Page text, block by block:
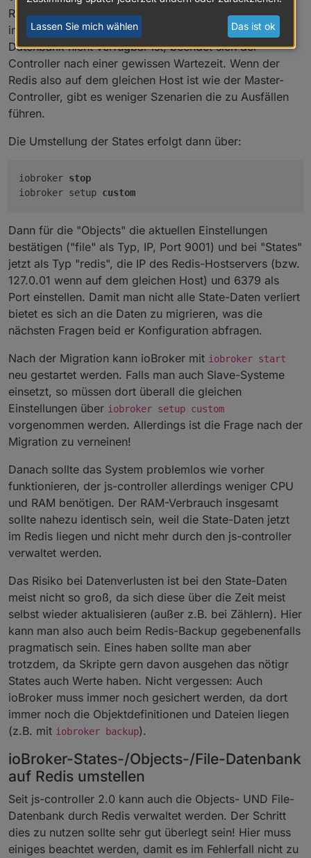
Redis-Server idealerweise auf dem gleichen Host
installieren wie den ioBroker-Master. Wenn die States-
Datenbank nicht verfügbar ist, beendet sich der
Controller nach einer gewissen Wartezeit. Wenn der
Redis also auf dem gleichen Host ist wie der Master-
Controller, gibt es weniger Szenarien die zu Ausfällen
führen.
Die Umstellung der States erfolgt dann über:
iobroker stop
iobroker setup custom
Dann für die "Objects" die aktuellen Einstellungen
bestätigen ("file" als Typ, IP, Port 9001) und bei "States"
jetzt als Typ "redis", die IP des Redis-Hostservers (bzw.
127.0.01 wenn auf dem gleichen Host) und 6379 als
Port einstellen. Damit man nicht alle State-Daten verliert
bietet es sich an die Daten zu migrieren, was die
nächsten Fragen beid er Konfiguration abfragen.
Nach der Migration kann ioBroker mit iobroker start
neu gestartet werden. Falls man auch Slave-Systeme
einsetzt, so müssen dort überall die gleichen
Einstellungen über iobroker setup custom
vorgenommen werden. Allerdings ist die Frage nach der
Migration zu verneinen!
Danach sollte das System problemlos wie vorher
funktionieren, der js-controller allerdings weniger CPU
und RAM benötigen. Der RAM-Verbrauch insgesamt
sollte nahezu identisch sein, weil die State-Daten jetzt
im Redis liegen und nicht mehr durch den js-controller
verwaltet werden.
Das Risiko bei Datenverlusten ist bei den State-Daten
meist nicht so groß, da sich diese über die Zeit meist
selbst wieder aktualisieren (außer z.B. bei Zählern). Hier
kann man also auch beim Redis-Backup gegebenenfalls
pragmatisch sein. Eines haben sollte man aber
trotzdem, da Skripte gern davon ausgehen das nötigr
States auch Werte haben. Nicht vergessen: Auch
ioBroker muss immer noch gesichert werden, da dort
immer noch die Objektdefinitionen und Dateien liegen
(z.B. mit iobroker backup).
ioBroker-States-/Objects-/File-Datenbank
auf Redis umstellen
Seit js-controller 2.0 kann auch die Objects- UND File-
Datenbank durch Redis verwaltet werden. Der Schritt
dies zu nutzen sollte sehr gut überlegt sein! Hier muss
einiges beachtet werden, damit es im Fehlerfall nicht zu
Lassen Sie mich wählen Das ist ok